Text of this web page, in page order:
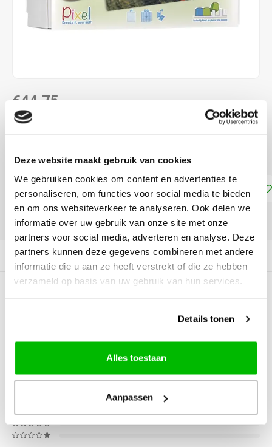
Deze website maakt gebruik van cookies
We gebruiken cookies om content en advertenties te
personaliseren, om functies voor social media te bieden
en om ons websiteverkeer te analyseren. Ook delen we
informatie over uw gebruik van onze site met onze
partners voor social media, adverteren en analyse. Deze
partners kunnen deze gegevens combineren met andere
informatie die u aan ze heeft verstrekt of die ze hebben
verzameld op basis van uw gebruik van hun services.
Details tonen
Alles toestaan
Aanpassen
€44,75
LEVERTIJD: CA. 1 WEEK
4 basisplaten ca. 30,5 x 38,1 cm Lees meer
Toevoegen aan winkelwagen
DELEN:
Productomschrijving
Gerelateerde producten
BEOORDELINGEN